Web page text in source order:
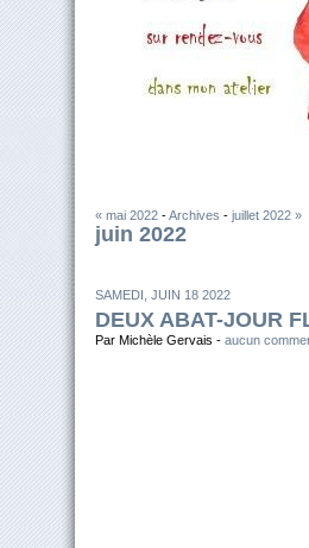
« mai 2022 -Archives - juillet 2022 »
juin 2022
SAMEDI, JUIN 18 2022
DEUX ABAT-JOUR
Par Michèle Gervais - aucun